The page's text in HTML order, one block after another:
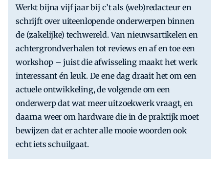
Werkt bijna vijf jaar bij c’t als (web)redacteur en
schrijft over uiteenlopende onderwerpen binnen
de (zakelijke) techwereld. Van nieuwsartikelen en
achtergrondverhalen tot reviews en af en toe een
workshop – juist die afwisseling maakt het werk
interessant én leuk. De ene dag draait het om een
actuele ontwikkeling, de volgende om een
onderwerp dat wat meer uitzoekwerk vraagt, en
daarna weer om hardware die in de praktijk moet
bewijzen dat er achter alle mooie woorden ook
echt iets schuilgaat.